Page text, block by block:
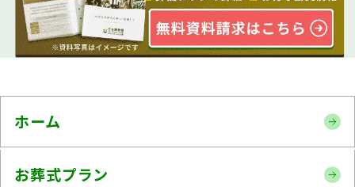
ホーム
お葬式プラン